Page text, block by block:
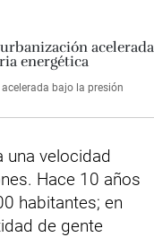
bajo la presión
una velocidad
Hace 10 años
habitantes; en
de gente